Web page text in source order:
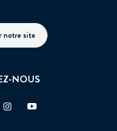
notre site
NOUS
FacebookInstagram